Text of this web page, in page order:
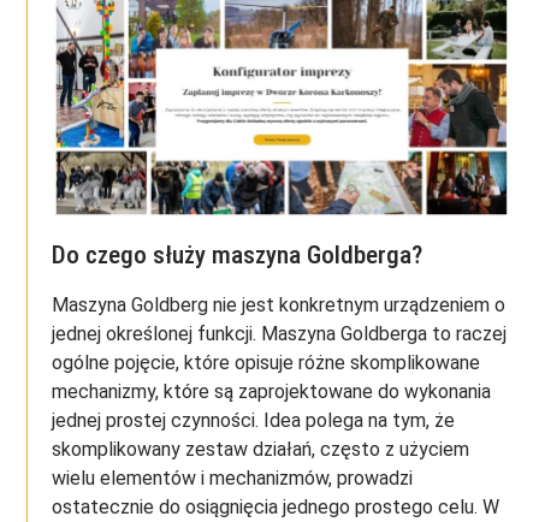
Do czego służy maszyna Goldberga?
Maszyna Goldberg nie jest konkretnym urządzeniem o
jednej określonej funkcji. Maszyna Goldberga to raczej
ogólne pojęcie, które opisuje różne skomplikowane
mechanizmy, które są zaprojektowane do wykonania
jednej prostej czynności. Idea polega na tym, że
skomplikowany zestaw działań, często z użyciem
wielu elementów i mechanizmów, prowadzi
ostatecznie do osiągnięcia jednego prostego celu. W